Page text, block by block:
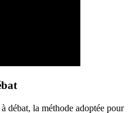
débat, la méthode adoptée pour